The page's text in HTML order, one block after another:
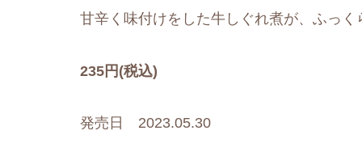
甘辛く味付けをした牛しぐれ煮が、ふっ
235円(税込)
発売日 2023.05.30